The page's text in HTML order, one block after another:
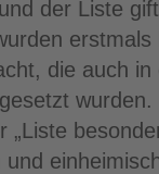
der Liste
erstmals
die auch in
wurden.
„Liste